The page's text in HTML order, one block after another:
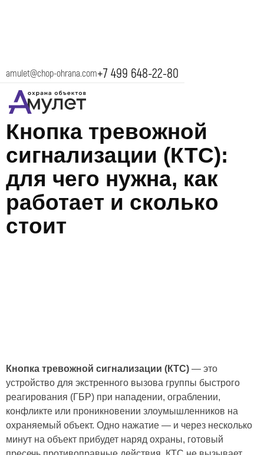
amulet@chop-ohrana.com+7 499 648-22-80
24 июня 2026
Кнопка тревожной
сигнализации (КТС):
для чего нужна, как
работает и сколько
стоит
Кнопка тревожной сигнализации (КТС) — это
устройство для экстренного вызова группы быстрого
реагирования (ГБР) при нападении, ограблении,
конфликте или проникновении злоумышленников на
охраняемый объект. Одно нажатие — и через несколько
минут на объект прибудет наряд охраны, готовый